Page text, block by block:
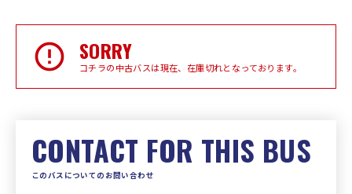
SORRY
コチラの中古バスは現在、在庫切れとなっております。
CONTACT FOR THIS BUS
このバスについてのお問い合わせ